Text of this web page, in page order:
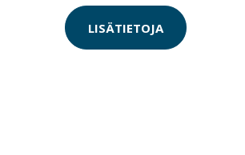
LISÄTIETOJA